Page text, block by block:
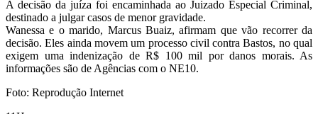
A decisão da juíza foi encaminhada ao Juizado Especial Criminal,
destinado a julgar casos de menor gravidade.
Wanessa e o marido, Marcus Buaiz, afirmam que vão recorrer da
decisão. Eles ainda movem um processo civil contra Bastos, no qual
exigem uma indenização de R$ 100 mil por danos morais. As
informações são de Agências com o NE10.
Foto: Reprodução Internet